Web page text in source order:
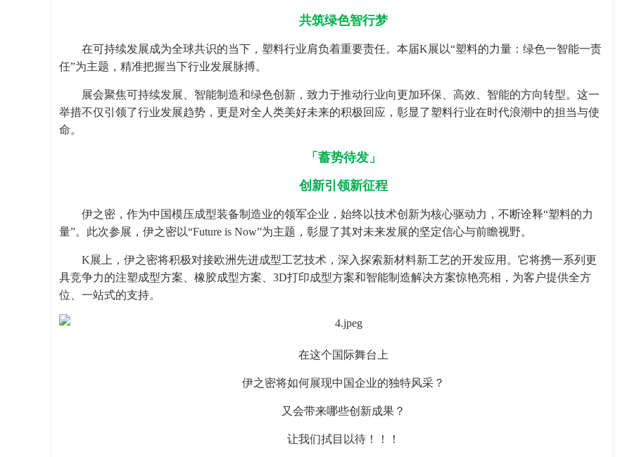
共筑绿色智行梦
在可持续发展成为全球共识的当下，塑料行业肩负着重要责任。本届K展以“塑料的力量：绿色一智能一责
任”为主题，精准把握当下行业发展脉搏。
展会聚焦可持续发展、智能制造和绿色创新，致力于推动行业向更加环保、高效、智能的方向转型。这一
举措不仅引领了行业发展趋势，更是对全人类美好未来的积极回应，彰显了塑料行业在时代浪潮中的担当与使
命。
「蓄势待发」
创新引领新征程
伊之密，作为中国模压成型装备制造业的领军企业，始终以技术创新为核心驱动力，不断诠释“塑料的力
量”。此次参展，伊之密以“Future is Now”为主题，彰显了其对未来发展的坚定信心与前瞻视野。
K展上，伊之密将积极对接欧洲先进成型工艺技术，深入探索新材料新工艺的开发应用。它将携一系列更
具竞争力的注塑成型方案、橡胶成型方案、3D打印成型方案和智能制造解决方案惊艳亮相，为客户提供全方
位、一站式的支持。
在这个国际舞台上
伊之密将如何展现中国企业的独特风采？
又会带来哪些创新成果？
让我们拭目以待！！！